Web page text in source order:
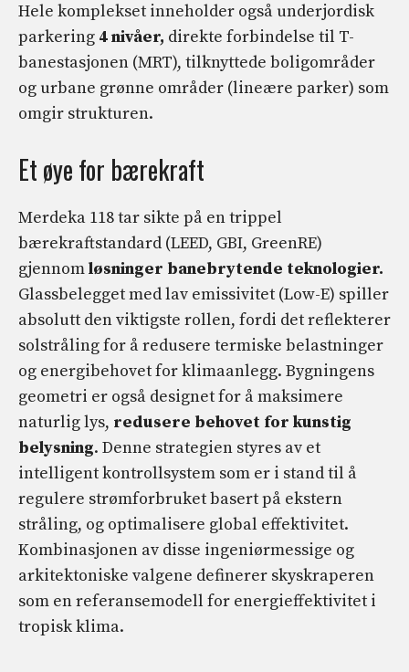
Hele komplekset inneholder også underjordisk
parkering 4 nivåer, direkte forbindelse til T-
banestasjonen (MRT), tilknyttede boligområder
og urbane grønne områder (lineære parker) som
omgir strukturen.
Et øye for bærekraft
Merdeka 118 tar sikte på en trippel
bærekraftstandard (LEED, GBI, GreenRE)
gjennomløsninger banebrytende teknologier.
Glassbelegget med lav emissivitet (Low-E) spiller
absolutt den viktigste rollen, fordi det reflekterer
solstråling for å redusere termiske belastninger
og energibehovet for klimaanlegg. Bygningens
geometri er også designet for å maksimere
naturlig lys, redusere behovet for kunstig
belysning. Denne strategien styres av et
intelligent kontrollsystem som er i stand til å
regulere strømforbruket basert på ekstern
stråling, og optimalisere global effektivitet.
Kombinasjonen av disse ingeniørmessige og
arkitektoniske valgene definerer skyskraperen
som en referansemodell for energieffektivitet i
tropisk klima.